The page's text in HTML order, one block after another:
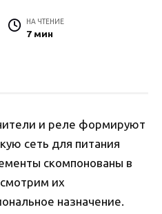
НА ЧТЕНИЕ
7 мин
и реле формируют
сеть для питания
скомпонованы в
их
назначение.